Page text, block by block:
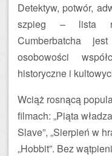
Detektyw, potwór,
szpieg – lista
Cumberbatcha
osobowości
historyczne i
Wciąż rosnącą
filmach: „Piąta
Slave”, „Sierpień w
„Hobbit”. Bez